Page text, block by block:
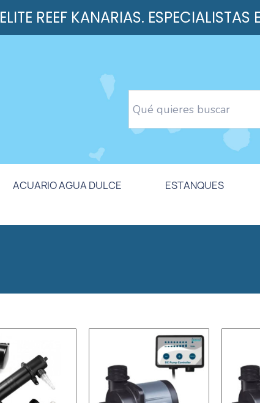
ELITE REEF KANARIAS.
ACUARIO AGUA DULCE ESTANQUES